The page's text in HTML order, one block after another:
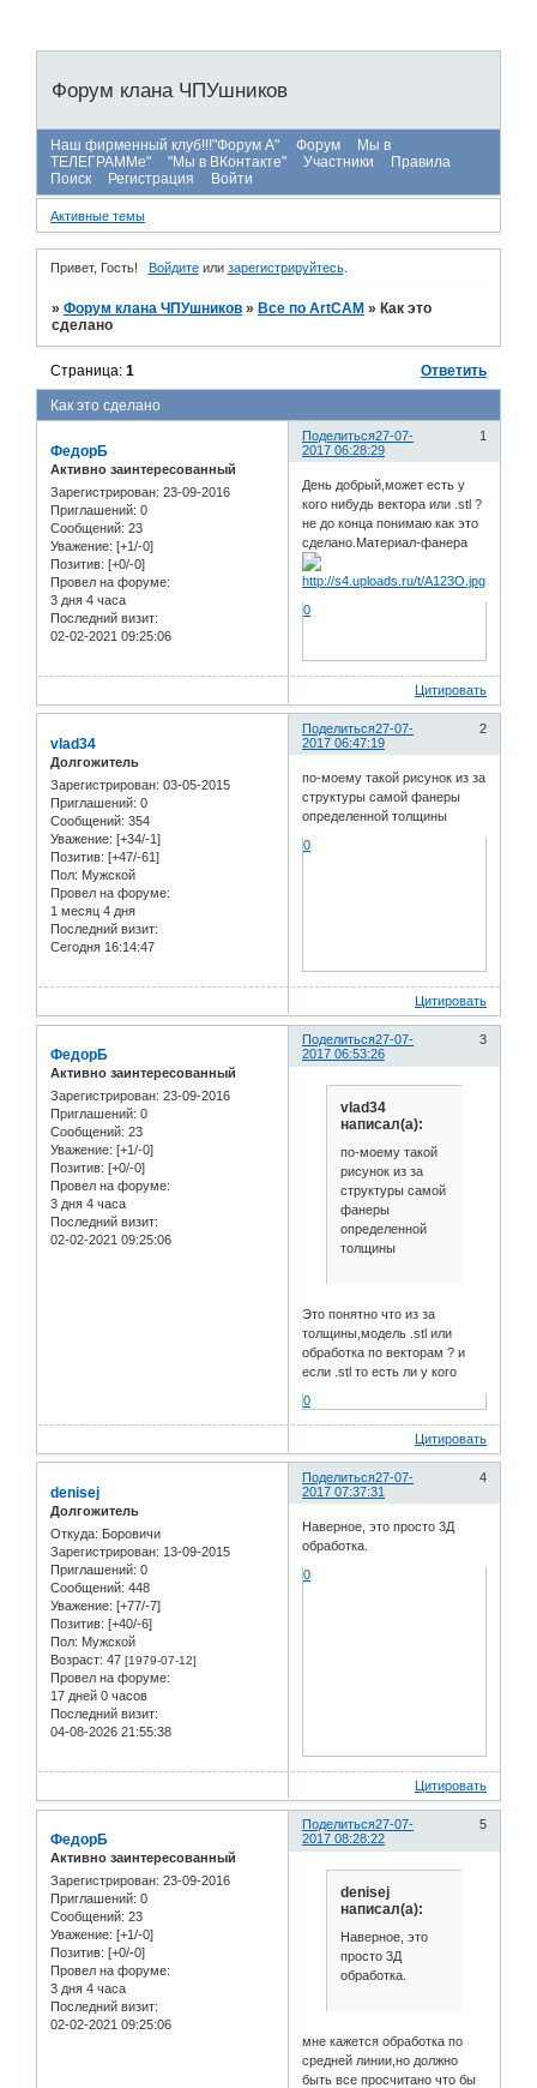
Форум клана ЧПУшников
Наш фирменный клуб!!!"Форум А" Форум
Мы в
ТЕЛЕГРАММе"
"Мы в ВКонтакте" Участники
Правила
Поиск
Регистрация Войти
Активные темы
Привет, Гость! Войдитеили зарегистрируйтесь.
»Форум клана ЧПУшников » Все по ArtCAM » Как это
сделано
Как это сделано
Страница:1 Ответить
Поделиться 1
27-07-
2017 06:28:29
ФедорБ
Активно заинтересованный
Зарегистрирован: 23-09-2016
Приглашений: 0
Сообщений: 23
Уважение: [+1/-0]
Позитив: [+0/-0]
Провел на форуме:
3 дня 4 часа
Последний визит:
02-02-2021 09:25:06
День добрый,может есть у
кого нибудь вектора или .stl ?
не до конца понимаю как это
сделано.Материал-фанера
0
Цитировать
Поделиться 2
27-07-
2017 06:47:19
vlad34
Долгожитель
Зарегистрирован: 03-05-2015
Приглашений: 0
Сообщений: 354
Уважение: [+34/-1]
Позитив: [+47/-61]
Пол: Мужской
Провел на форуме:
1 месяц 4 дня
Последний визит:
Сегодня 16:14:47
по-моему такой рисунок из за
структуры самой фанеры
определенной толщины
0
Цитировать
Поделиться 3
27-07-
2017 06:53:26
ФедорБ
Активно заинтересованный
Зарегистрирован: 23-09-2016
Приглашений: 0
Сообщений: 23
Уважение: [+1/-0]
Позитив: [+0/-0]
Провел на форуме:
3 дня 4 часа
Последний визит:
02-02-2021 09:25:06
vlad34
написал(а):
по-моему такой
рисунок из за
структуры самой
фанеры
определенной
толщины
Это понятно что из за
толщины,модель .stl или
обработка по векторам ? и
если .stl то есть ли у кого
0
Цитировать
Поделиться 4
27-07-
2017 07:37:31
denisej
Долгожитель
Откуда: Боровичи
Зарегистрирован: 13-09-2015
Приглашений: 0
Сообщений: 448
Уважение: [+77/-7]
Позитив: [+40/-6]
Пол: Мужской
Возраст: 47 [1979-07-12]
Провел на форуме:
17 дней 0 часов
Последний визит:
04-08-2026 21:55:38
Наверное, это просто 3Д
обработка.
0
Цитировать
Поделиться 5
27-07-
2017 08:28:22
ФедорБ
Активно заинтересованный
Зарегистрирован: 23-09-2016
Приглашений: 0
Сообщений: 23
Уважение: [+1/-0]
Позитив: [+0/-0]
Провел на форуме:
3 дня 4 часа
Последний визит:
02-02-2021 09:25:06
denisej
написал(а):
Наверное, это
просто 3Д
обработка.
мне кажется обработка по
средней линии,но должно
быть все просчитано что бы